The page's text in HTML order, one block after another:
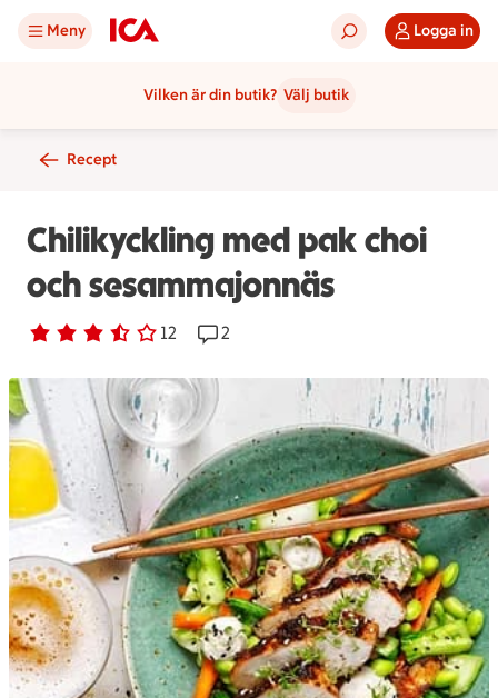
Meny Logga in
Vilken är din butik? Välj butik
Recept
Chilikyckling med pak choi
och sesammajonnäs
Betyg 3.5 av 5. 12
12 personer har röstatReceptet har 2 kommentarer
2